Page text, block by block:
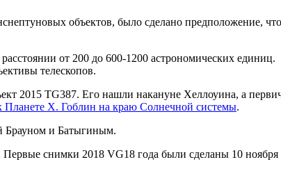
объектов, было сделано предположение,
от 200 до 600-1200 астрономических
телескопов.
2015 TG387. Его нашли накануне Хеллоуина, а
Планете X. Гоблин на краю Солнечной системы.
Брауном и Батыгиным.
снимки 2018 VG18 года были сделаны 10